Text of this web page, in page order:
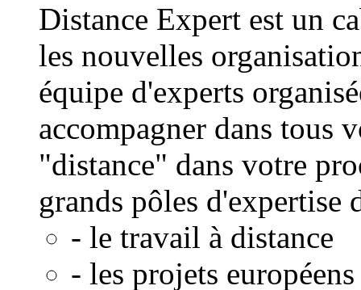
Distance Expert est un
les nouvelles
équipe d'experts
accompagner dans tous
"distance" dans votre
grands pôles d'expertise
- le travail à distance
- les projets